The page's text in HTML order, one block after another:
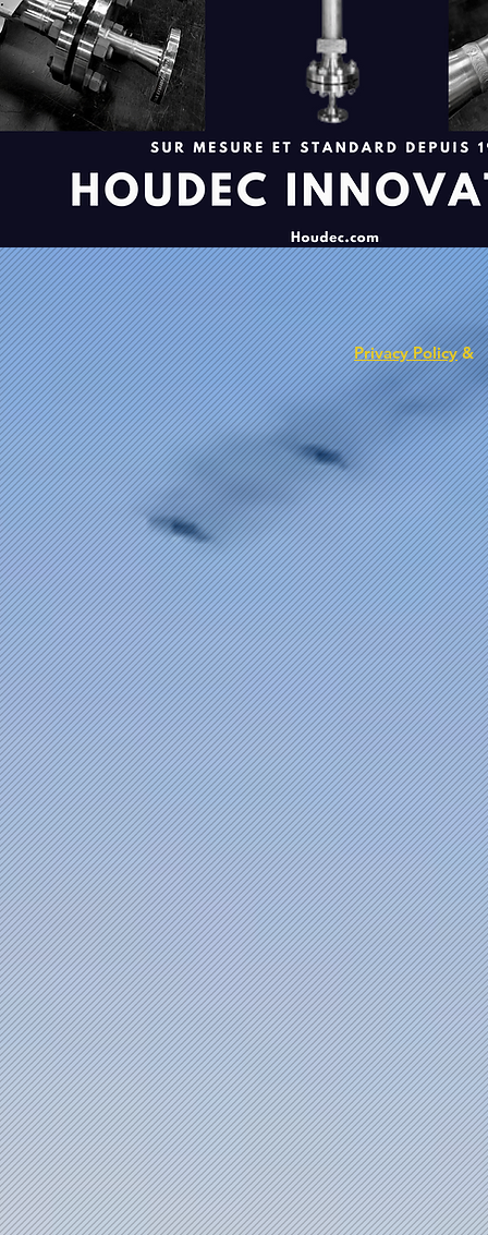
Privacy Policy&